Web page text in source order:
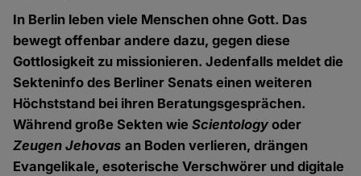
In Berlin leben viele Menschen ohne Gott. Das
bewegt offenbar andere dazu, gegen diese
Gottlosigkeit zu missionieren. Jedenfalls meldet die
Sekteninfo des Berliner Senats einen weiteren
Höchststand bei ihren Beratungsgesprächen.
Während große Sekten wieScientology oder
Zeugen Jehovas an Boden verlieren, drängen
Evangelikale, esoterische Verschwörer und digitale